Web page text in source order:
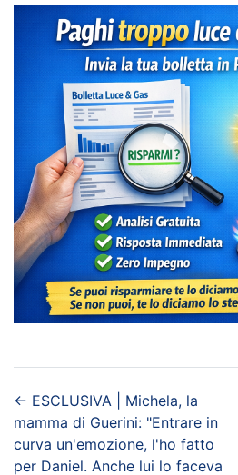
← ESCLUSIVA | Michela, la
mamma di Guerini: "Entrare in
curva un'emozione, l'ho fatto
per Daniel. Anche lui lo faceva